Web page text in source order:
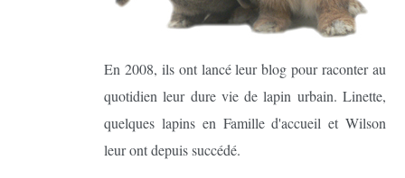
En 2008, ils ont lancé leur blog pour raconter au
quotidien leur dure vie de lapin urbain. Linette,
quelques lapins en Famille d'accueil et Wilson
leur ont depuis succédé.